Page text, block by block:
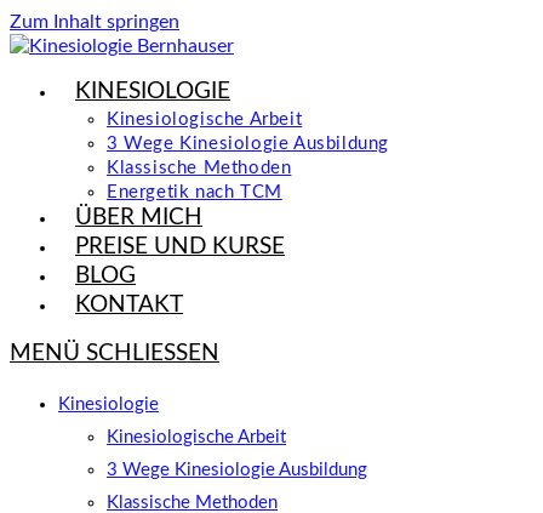
Zum Inhalt springen
KINESIOLOGIE
Kinesiologische Arbeit
3 Wege Kinesiologie Ausbildung
Klassische Methoden
Energetik nach TCM
ÜBER MICH
PREISE UND KURSE
BLOG
KONTAKT
MENÜ SCHLIESSEN
Kinesiologie
Kinesiologische Arbeit
3 Wege Kinesiologie Ausbildung
Klassische Methoden